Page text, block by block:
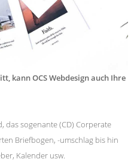
kann OCS Webdesign auch Ihre
das sogenante (CD) Corperate
Briefbogen, -umschlag bis hin
Kalender usw.